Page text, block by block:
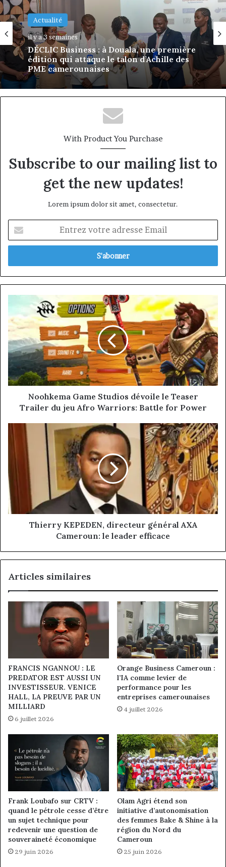
Actualité
il y a 3 semaines
Afriland à Bangui : derrière une
succursale, l’émergence d’une banque-
corridor
With Product You Purchase
Subscribe to our mailing list to
get the new updates!
Lorem ipsum dolor sit amet, consectetur.
votre
adresse
Noohkema
Studios
dévoile
le
Teaser
Trailer
jeu
Warriors:
Power
Noohkema Game Studios dévoile le Teaser
Trailer du jeu Afro Warriors: Battle for Power
Thierry
KEPEDEN,
directeur
général
Cameroun:
le
leader
efficace
Thierry KEPEDEN, directeur général AXA
Cameroun: le leader efficace
Articles similaires
FRANCIS NGANNOU : LE
PREDATOR EST AUSSI UN
INVESTISSEUR. VENICE
HALL, LA PREUVE PAR UN
MILLIARD
6 juillet 2026
Orange Business Cameroun :
l’IA comme levier de
performance pour les
entreprises camerounaises
4 juillet 2026
Frank Loubafo sur CRTV :
quand le pétrole cesse d’être
un sujet technique pour
redevenir une question de
souveraineté économique
29 juin 2026
Olam Agri étend son
initiative d’autonomisation
des femmes Bake & Shine à la
région du Nord du
Cameroun
25 juin 2026